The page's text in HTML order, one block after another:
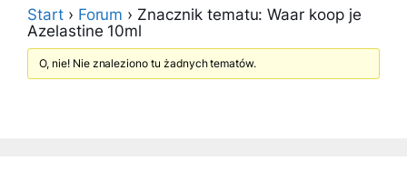
Start › Forum › Znacznik tematu: Waar koop je
Azelastine 10ml
O, nie! Nie znaleziono tu żadnych tematów.